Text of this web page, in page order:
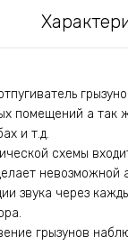
помещений а так
и т.д.
схемы
невозможной
звука через
грызунов